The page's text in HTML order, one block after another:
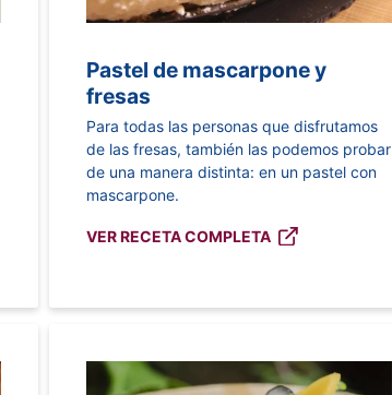
Pastel de mascarpone y
fresas
Para todas las personas que disfrutamos
de las fresas, también las podemos probar
de una manera distinta: en un pastel con
mascarpone.
VER RECETA COMPLETA